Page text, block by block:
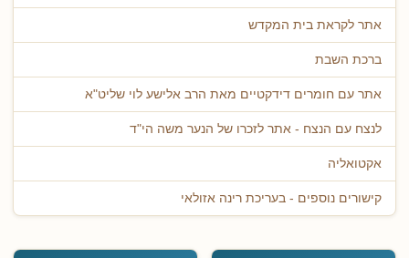
אתר לקראת בית המקדש
ברכת השבת
אתר עם חומרים דידקטיים מאת הרב אלישע לוי שליט"א
לנצח עם הנצח - אתר לזכרו של הנער משה הי"ד
אקטואליה
קישורים נוספים - בעריכת רינה אזולאי